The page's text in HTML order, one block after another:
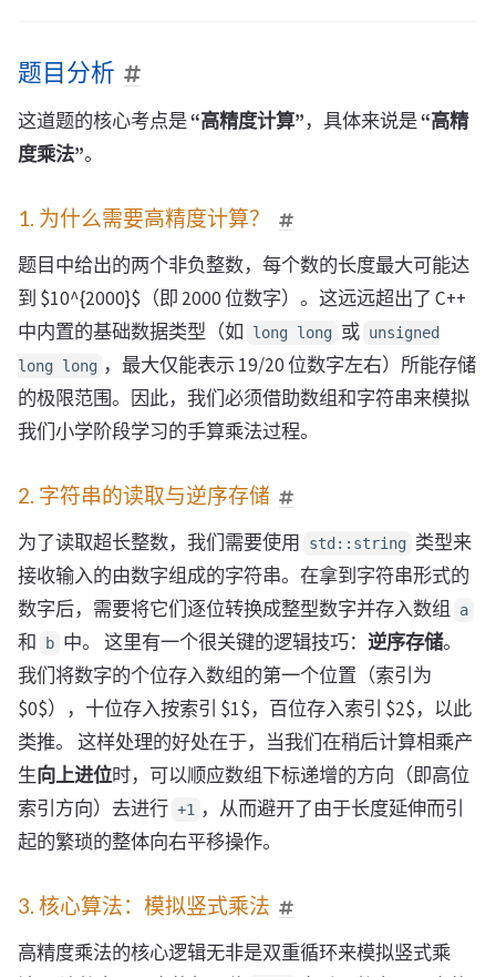
题目分析
这道题的核心考点是“高精度计算”，具体来说是“高精
度乘法”。
1. 为什么需要高精度计算？
题目中给出的两个非负整数，每个数的长度最大可能达
到 $10^{2000}$（即 2000 位数字）。这远远超出了 C++
中内置的基础数据类型（如
long long 或 unsigned
long long ，最大仅能表示 19/20 位数字左右）所能存储
的极限范围。因此，我们必须借助数组和字符串来模拟
我们小学阶段学习的手算乘法过程。
2. 字符串的读取与逆序存储
为了读取超长整数，我们需要使用 std::string
类型来
接收输入的由数字组成的字符串。在拿到字符串形式的
数字后，需要将它们逐位转换成整型数字并存入数组
a
和 b 中。 这里有一个很关键的逻辑技巧： 逆序存储。
我们将数字的个位存入数组的第一个位置（索引为
$0$），十位存入按索引 $1$，百位存入索引 $2$，以此
类推。 这样处理的好处在于，当我们在稍后计算相乘产
生向上进位时，可以顺应数组下标递增的方向（即高位
索引方向）去进行 +1
，从而避开了由于长度延伸而引
起的繁琐的整体向右平移操作。
3. 核心算法：模拟竖式乘法
高精度乘法的核心逻辑无非是双重循环来模拟竖式乘